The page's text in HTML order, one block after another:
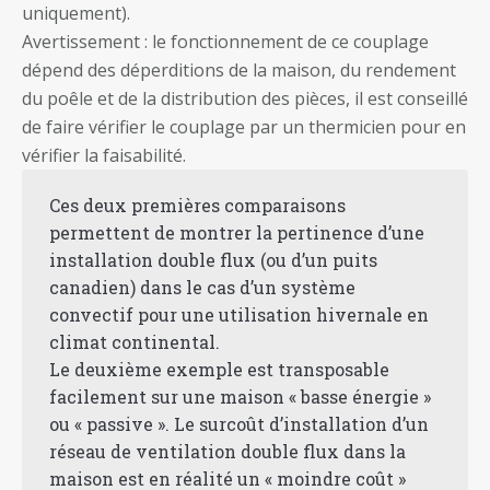
uniquement).
Avertissement : le fonctionnement de ce couplage
dépend des déperditions de la maison, du rendement
du poêle et de la distribution des pièces, il est conseillé
de faire vérifier le couplage par un thermicien pour en
vérifier la faisabilité.
Ces deux premières comparaisons
permettent de montrer la pertinence d’une
installation double flux (ou d’un puits
canadien) dans le cas d’un système
convectif pour une utilisation hivernale en
climat continental.
Le deuxième exemple est transposable
facilement sur une maison « basse énergie »
ou « passive ». Le surcoût d’installation d’un
réseau de ventilation double flux dans la
maison est en réalité un « moindre coût »